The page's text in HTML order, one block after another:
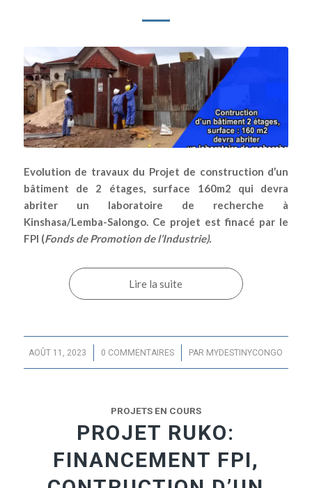
Evolution de travaux du Projet de construction d’un
bâtiment de 2 étages, surface 160m2 qui devra
abriter un laboratoire de recherche à
Kinshasa/Lemba-Salongo. Ce projet est finacé par le
FPI (Fonds de Promotion de l’Industrie).
Lire la suite
AOÛT 11, 2023
/ 0 COMMENTAIRES
/ PAR MYDESTINYCONGO
PROJETS EN COURS
PROJET RUKO:
FINANCEMENT FPI,